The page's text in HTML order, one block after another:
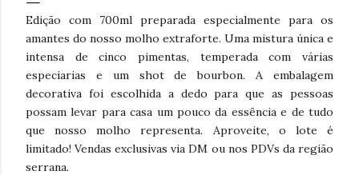
Edição com 700ml preparada especialmente para os
amantes do nosso molho extraforte. Uma mistura única e
intensa de cinco pimentas, temperada com várias
especiarias e um shot de bourbon. A embalagem
decorativa foi escolhida a dedo para que as pessoas
possam levar para casa um pouco da essência e de tudo
que nosso molho representa. Aproveite, o lote é
limitado! Vendas exclusivas via DM ou nos PDVs da região
serrana.